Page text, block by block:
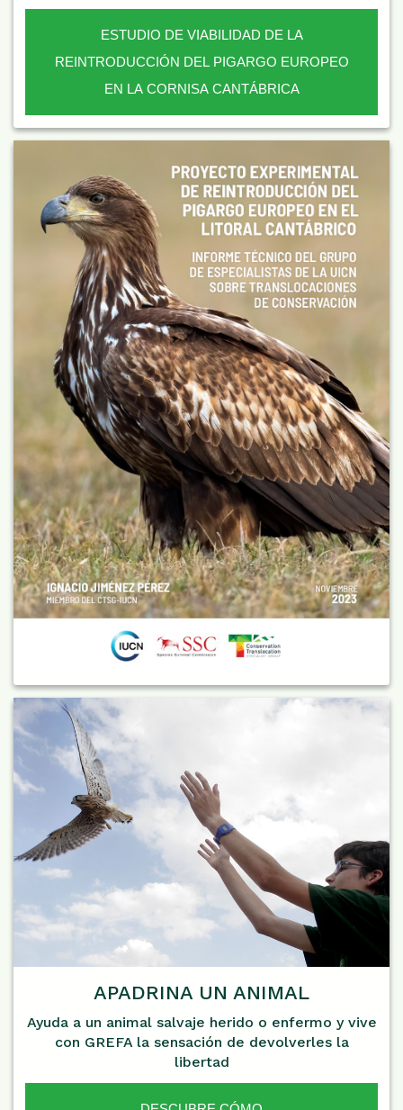
ESTUDIO DE VIABILIDAD DE LA
REINTRODUCCIÓN DEL PIGARGO EUROPEO
EN LA CORNISA CANTÁBRICA
APADRINA UN ANIMAL
Ayuda a un animal salvaje herido o enfermo y vive
con GREFA la sensación de devolverles la
libertad